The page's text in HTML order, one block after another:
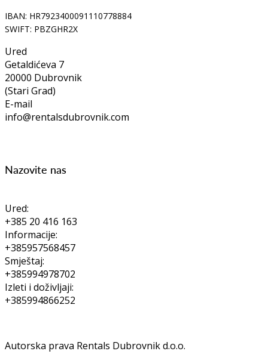
IBAN: HR7923400091110778884
SWIFT: PBZGHR2X
Ured
Getaldićeva 7
20000 Dubrovnik
(Stari Grad)
E-mail
info@rentalsdubrovnik.com
Nazovite nas
Ured:
+385 20 416 163
Informacije:
+385957568457
Smještaj:
+385994978702
Izleti i doživljaji:
+385994866252
Autorska prava Rentals Dubrovnik d.o.o.